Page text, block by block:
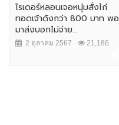
ไรเดอร์หลอนเจอหนุ่มสั่งไก่
ทอดเจ้าดังกว่า 800 บาท พอ
มาส่งบอกไม่จ่าย...
2 ตุลาคม 2567 21,186